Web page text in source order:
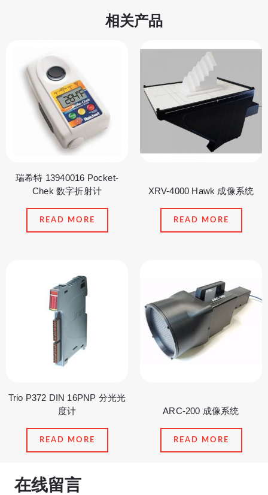
相关产品
瑞希特 13940016 Pocket-
Chek 数字折射计
READ MORE
XRV-4000 Hawk 成像系统
READ MORE
Trio P372 DIN 16PNP 分光光
度计
READ MORE
ARC-200 成像系统
READ MORE
在线留言